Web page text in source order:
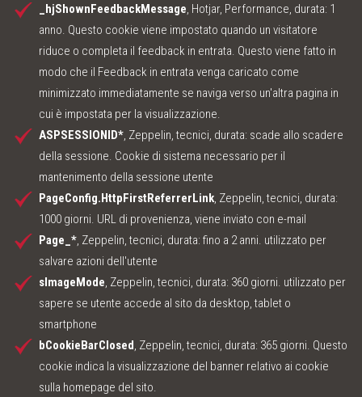
_hjShownFeedbackMessage , Hotjar, Performance, durata: 1
anno. Questo cookie viene impostato quando un visitatore
riduce o completa il feedback in entrata. Questo viene fatto in
modo che il Feedback in entrata venga caricato come
minimizzato immediatamente se naviga verso un'altra pagina in
cui è impostata per la visualizzazione.
ASPSESSIONID*, Zeppelin, tecnici, durata: scade allo scadere
della sessione. Cookie di sistema necessario per il
mantenimento della sessione utente
PageConfig.HttpFirstReferrerLink, Zeppelin, tecnici, durata:
1000 giorni. URL di provenienza, viene inviato con e-mail
Page_*, Zeppelin, tecnici, durata: fino a 2 anni. utilizzato per
salvare azioni dell'utente
sImageMode , Zeppelin, tecnici, durata: 360 giorni. utilizzato per
sapere se utente accede al sito da desktop, tablet o
smartphone
bCookieBarClosed , Zeppelin, tecnici, durata: 365 giorni. Questo
cookie indica la visualizzazione del banner relativo ai cookie
sulla homepage del sito.